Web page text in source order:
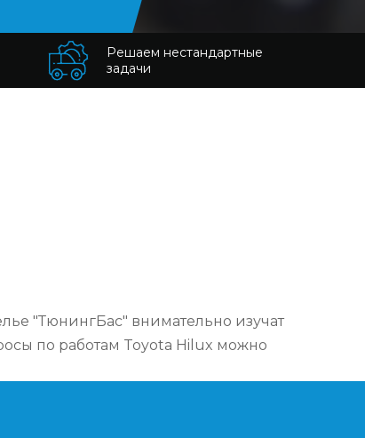
Решаем нестандартные
задачи
"ТюнингБас" внимательно изучат
по работам Toyota Hilux можно